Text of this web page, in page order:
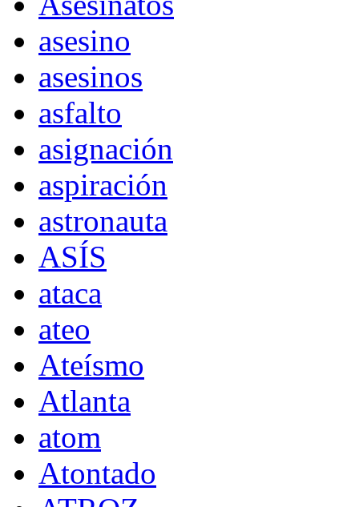
asesino
asesinos
asfalto
asignación
aspiración
astronauta
ASÍS
ataca
ateo
Ateísmo
Atlanta
atom
Atontado